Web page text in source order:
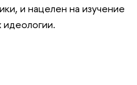
и нацелен на изучение